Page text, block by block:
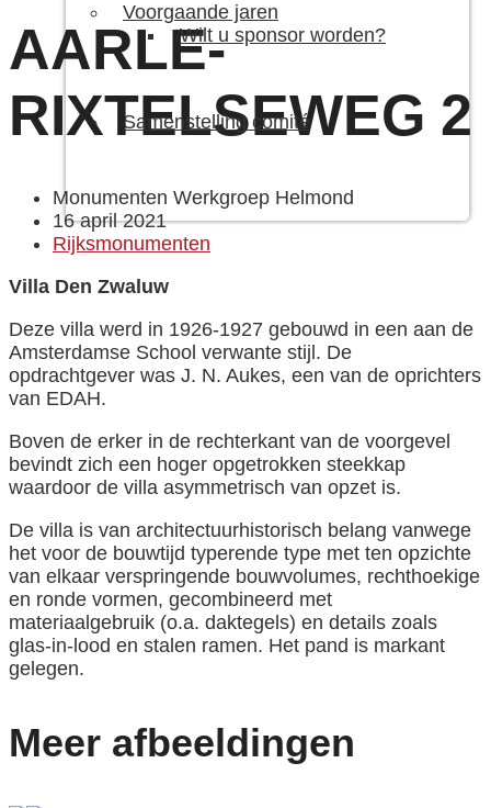
Wilt u sponsor worden?
Voorgaande jaren
Samenstelling comité
AARLE-
RIXTELSEWEG 2
Monumenten Werkgroep Helmond
16 april 2021
Rijksmonumenten
Villa Den Zwaluw
Deze villa werd in 1926-1927 gebouwd in een aan de
Amsterdamse School verwante stijl. De
opdrachtgever was J. N. Aukes, een van de oprichters
van EDAH.
Boven de erker in de rechterkant van de voorgevel
bevindt zich een hoger opgetrokken steekkap
waardoor de villa asymmetrisch van opzet is.
De villa is van architectuurhistorisch belang vanwege
het voor de bouwtijd typerende type met ten opzichte
van elkaar verspringende bouwvolumes, rechthoekige
en ronde vormen, gecombineerd met
materiaalgebruik (o.a. daktegels) en details zoals
glas-in-lood en stalen ramen. Het pand is markant
gelegen.
Meer afbeeldingen